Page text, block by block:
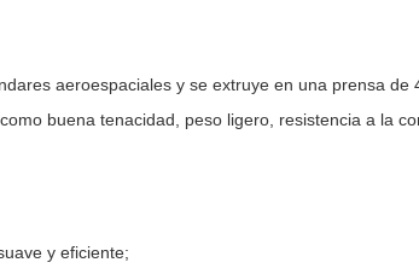
aeroespaciales y se extruye en una prensa
buena tenacidad, peso ligero, resistencia a la
y eficiente;